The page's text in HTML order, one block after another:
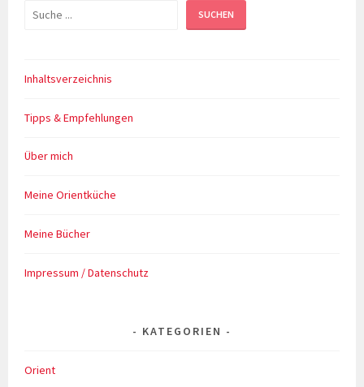
Suchen SUCHEN
Inhaltsverzeichnis
Tipps & Empfehlungen
Über mich
Meine Orientküche
Meine Bücher
Impressum / Datenschutz
KATEGORIEN
Orient